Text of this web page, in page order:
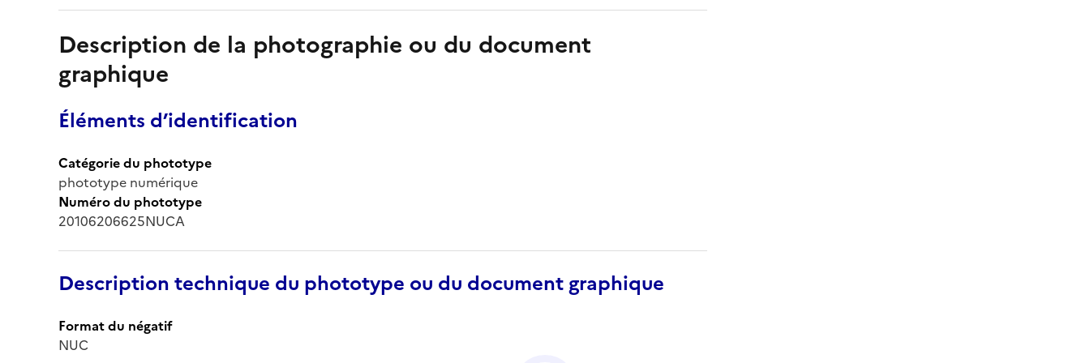
Description de la photographie ou du document
graphique
Éléments d’identification
Catégorie du phototype
phototype numérique
Numéro du phototype
20106206625NUCA
Description technique du phototype ou du document graphique
Format du négatif
NUC